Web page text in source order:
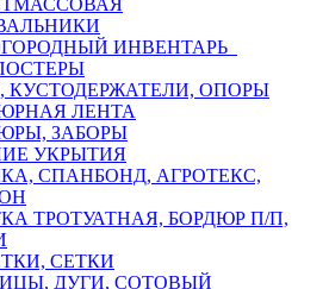
ИНВЕНТАРЬ
КУСТОДЕРЖАТЕЛИ, ОПОРЫ
ЛЕНТА
ЗАБОРЫ
УКРЫТИЯ
СПАНБОНД, АГРОТЕКС,
ТРОТУАТНАЯ, БОРДЮР П/П,
СЕТКИ
ДУГИ, СОТОВЫЙ